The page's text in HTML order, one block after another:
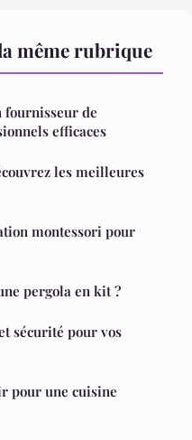
même rubrique
fournisseur de
efficaces
les meilleures
montessori pour
pergola en kit ?
sécurité pour vos
pour une cuisine